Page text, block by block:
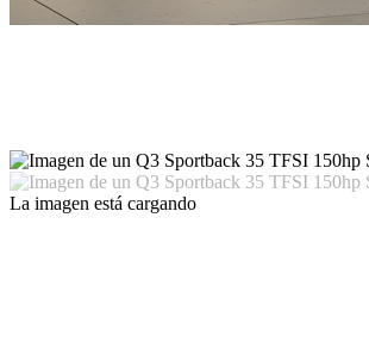
La imagen está cargando